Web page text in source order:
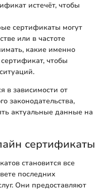
истечёт, чтобы
сертификаты могут
или в частоте
какие именно
чтобы
в зависимости от
законодательства,
актуальные данные на
сертификаты
становится все
последних
Они предоставляют